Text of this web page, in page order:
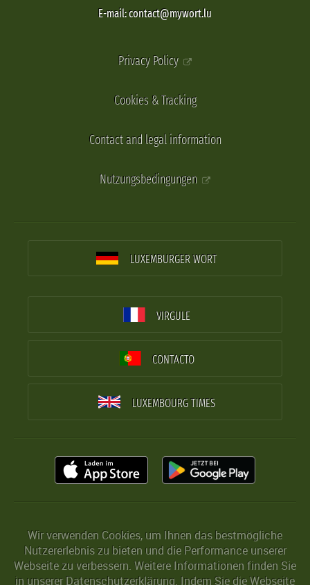
E-mail: contact@mywort.lu
Privacy Policy
Cookies & Tracking
Contact and legal information
Nutzungsbedingungen
LUXEMBURGER WORT
VIRGULE
CONTACTO
LUXEMBOURG TIMES
Wir verwenden Cookies, um Ihnen das bestmögliche
Nutzererlebnis zu bieten und die Performance unserer
Webseite zu verbessern. Weitere Informationen finden Sie
in unserer Datenschutzerklärung. Indem Sie die Webseite